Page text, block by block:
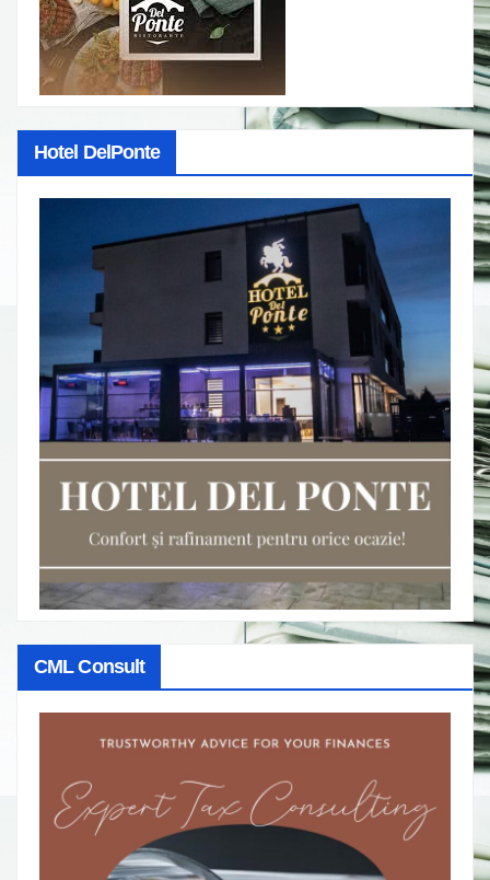
Hotel DelPonte
CML Consult